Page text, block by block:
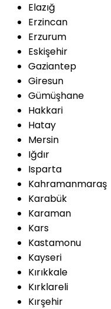
Elazığ
Erzincan
Erzurum
Eskişehir
Gaziantep
Giresun
Gümüşhane
Hakkari
Hatay
Mersin
Iğdır
Isparta
Kahramanmaraş
Karabük
Karaman
Kars
Kastamonu
Kayseri
Kırıkkale
Kırklareli
Kırşehir